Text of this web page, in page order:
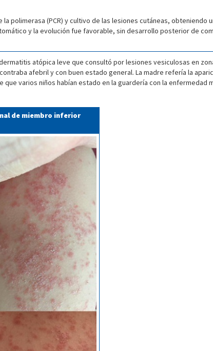
polimerasa (PCR) y cultivo de las lesiones cutáneas,
y la evolución fue favorable, sin desarrollo posterior de
atópica leve que consultó por lesiones vesiculosas en
afebril y con buen estado general. La madre refería la
varios niños habían estado en la guardería con la enfermedad
de miembro inferior